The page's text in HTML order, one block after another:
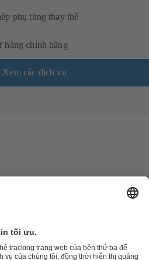
phụ tùng thay thế
hàng chính hãng
Xem các dịch vụ